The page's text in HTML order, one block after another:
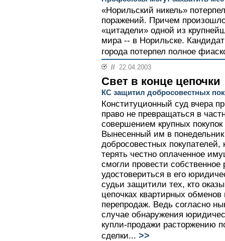
«Норильский никель»
поражений. Причем
«цитадели» одной из
мира -- в Норильске.
города потерпел полное
// 22.04.2003
Свет в конце цепочки
КС защитил добросовестных
Конституционный суд вчера
право не превращаться в
совершением крупных
Вынесенный им в понедельник
добросовестных
терять честно оплаченное
смогли провести
удостовериться в его
судьи защитили тех, кто
цепочках квартирных
перепродаж. Ведь согласно
случае обнаружения
купли-продажи расторжению
сделки... >>